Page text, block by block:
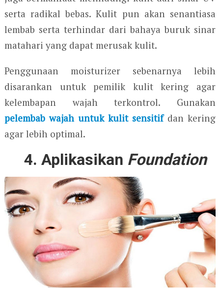
serta radikal bebas. Kulit pun akan senantiasa
lembab serta terhindar dari bahaya buruk sinar
matahari yang dapat merusak kulit.
Penggunaan moisturizer sebenarnya lebih
disarankan untuk pemilik kulit kering agar
kelembapan wajah terkontrol. Gunakan
pelembab wajah untuk kulit sensitifdan kering
agar lebih optimal.
4. Aplikasikan Foundation